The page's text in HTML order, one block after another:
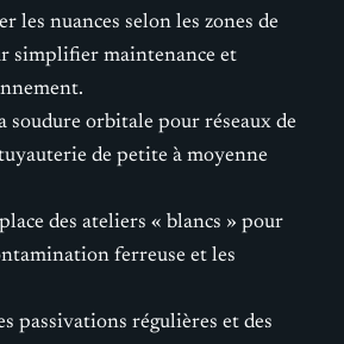
les nuances selon les zones de
simplifier maintenance et
soudure orbitale pour réseaux de
de petite à moyenne
des ateliers « blancs » pour
ferreuse et les
passivations régulières et des